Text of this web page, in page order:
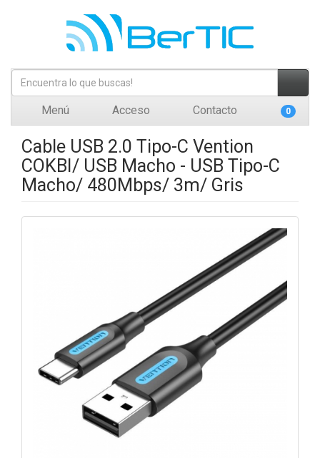
Menú Acceso Contacto 0
Cable USB 2.0 Tipo-C Vention
COKBI/ USB Macho - USB Tipo-C
Macho/ 480Mbps/ 3m/ Gris